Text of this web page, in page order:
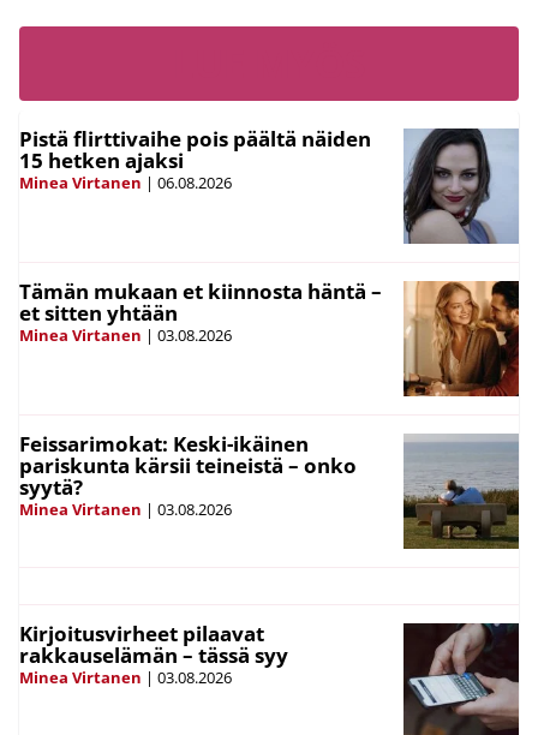
Pistä flirttivaihe pois päältä näiden
15 hetken ajaksi
Minea Virtanen | 06.08.2026
Tämän mukaan et kiinnosta häntä –
et sitten yhtään
Minea Virtanen | 03.08.2026
Feissarimokat: Keski-ikäinen
pariskunta kärsii teineistä – onko
syytä?
Minea Virtanen | 03.08.2026
Kirjoitusvirheet pilaavat
rakkauselämän – tässä syy
Minea Virtanen | 03.08.2026